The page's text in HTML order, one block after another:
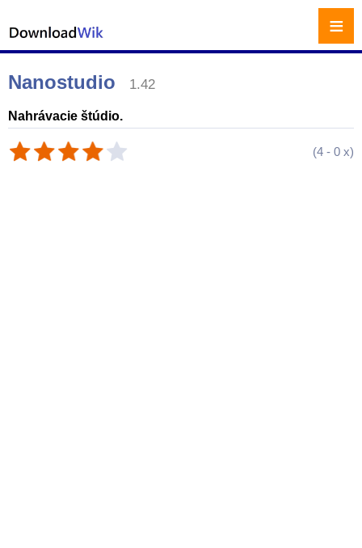
Nanostudio 1.42
Nahrávacie štúdio.
(4 - 0 x)
≡